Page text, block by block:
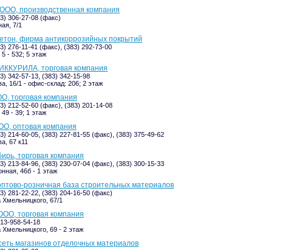
производственная компания
306-27-08 (факс)
7/1
фирма антикоррозийных покрытий
276-11-41 (факс), (383) 292-73-00
5 - 532; 5 этаж
торговая компания
342-57-13, (383) 342-15-98
16/1 - офис-склад: 206; 2 этаж
торговая компания
212-52-60 (факс), (383) 201-14-08
49 - 39; 1 этаж
оптовая компания
214-60-05, (383) 227-81-55 (факс), (383) 375-49-62
67 к11
торговая компания
213-84-96, (383) 230-07-04 (факс), (383) 300-15-33
46б - 1 этаж
розничная база строительных материалов
281-22-22, (383) 204-16-50 (факс)
Хмельницкого, 67/1
торговая компания
958-54-18
Хмельницкого, 69 - 2 этаж
магазинов отделочных материалов